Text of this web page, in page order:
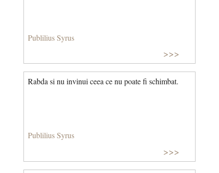
Publilius Syrus
>>>
Rabda si nu invinui ceea ce nu poate fi schimbat.
Publilius Syrus
>>>